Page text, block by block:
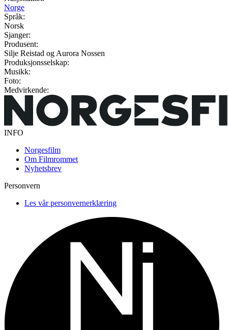
Norge
Språk:
Norsk
Sjanger:
Produsent:
Silje Reistad og Aurora Nossen
Produksjonsselskap:
Musikk:
Foto:
Medvirkende:
INFO
Norgesfilm
Om Filmrommet
Nyhetsbrev
Personvern
Les vår personvernerklæring